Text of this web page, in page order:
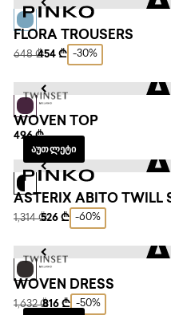
FLORA TROUSERS
648 ₾454 ₾ -30%
WOVEN TOP
496 ₾
ᲐᲣᲗᲚᲔᲢᲘ
ASTERIX ABITO TWILL
1,314 ₾526 ₾ -60%
WOVEN DRESS
1,632 ₾816 ₾ -50%